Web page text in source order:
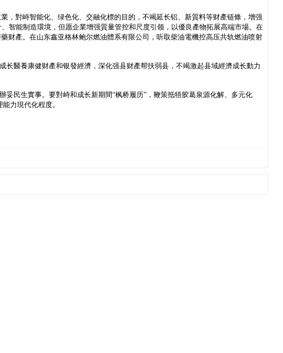
，對峙智能化、绿色化、交融化標的目的，不竭延长铝、新質料等财產链條，增强
智能制造環境，但愿企業增强質量管控和尺度引领，以優良產物拓展高端市場。在
财產。在山东鑫亚格林鲍尔燃油體系有限公司，听取柴油電機控高压共轨燃油喷射
醫養康健财產和银發經濟，深化强县财產帮扶弱县，不竭激起县域經濟成长動力
民生實事。要對峙和成长新期間“枫桥履历”，鞭策抵牾胶葛泉源化解、多元化
力現代化程度。